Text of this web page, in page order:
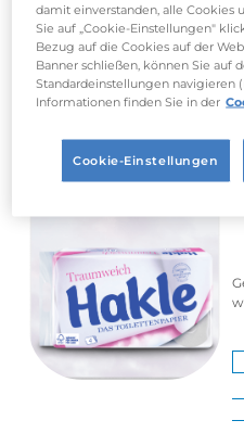
Our
damit einverstanden, alle Cookies
Sie auf „Cookie-Einstellungen"
Bezug auf die Cookies auf der
Banner schließen, können Sie auf
Standardeinstellungen navigieren
Informationen finden Sie in der
Cookie-Einstellungen